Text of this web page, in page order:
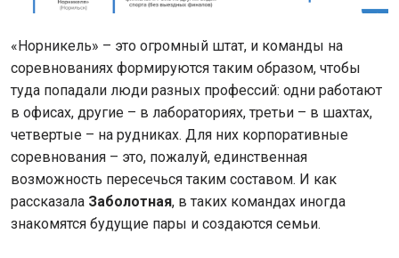
«Норникель» – это огромный штат, и команды на
соревнованиях формируются таким образом, чтобы
туда попадали люди разных профессий: одни работают
в офисах, другие – в лабораториях, третьи – в шахтах,
четвертые – на рудниках. Для них корпоративные
соревнования – это, пожалуй, единственная
возможность пересечься таким составом. И как
рассказала Заболотная, в таких командах иногда
знакомятся будущие пары и создаются семьи.